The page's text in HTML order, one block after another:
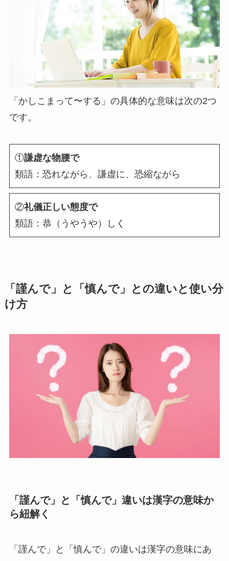
「かしこまって〜する」の具体的な意味は次の2つ
です。
①謙虚な物腰で
類語：恐れながら、謙虚に、恐縮ながら
②礼儀正しい態度で
類語：恭（うやうや）しく
「謹んで」と「慎んで」との違いと使い分
け方
「謹んで」と「慎んで」違いは漢字の意味か
ら紐解く
「謹んで」と「慎んで」の違いは漢字の意味にあ